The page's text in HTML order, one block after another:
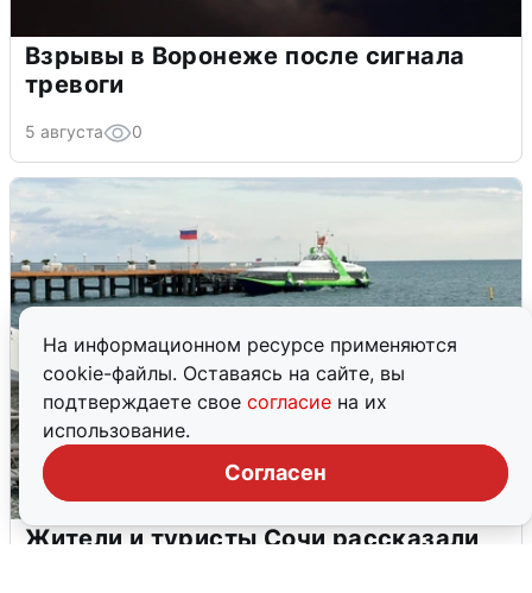
На информационном ресурсе применяются
cookie-файлы. Оставаясь на сайте, вы
подтверждаете свое согласие на их
использование.
Согласен
Взрывы в Воронеже после сигнала
тревоги
5 августа 0
Жители и туристы Сочи рассказали